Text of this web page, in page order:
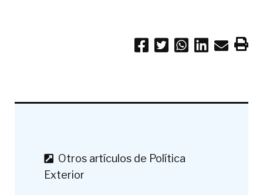
Otros artículos de Política
Exterior